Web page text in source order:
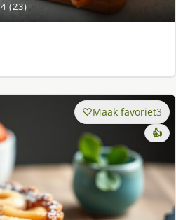
4 (23)
Maak favoriet3
👍